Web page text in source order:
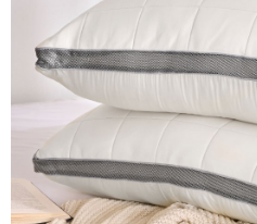
2.透過簡訊連結打開帳單後，可選擇「
帳／街口支付／iPASS MONEY」等通路
【注意事項】
1.本服務係由「台灣大哥大股份有限公
用戶於交易時，得透過本服務購買商品
買賣價金債權讓與本公司後，依約使用
2.基於同意付款使用「大哥付你分期」
資料（包含姓名、電話或地址）提供予
由本公司與您本人進行分期帳單所需資
3.完整用戶服務條款，請詳閱以下連結：
１．於結帳方式選擇「AFTEE先享後付
結帳頁面，進行簡訊認證並確認金額後
２．訂單成立數日內，您將收到繳費通
３．收到繳費通知簡訊後14天內，點擊
ATM／網路銀行／等多元方式進行付款
※ 請注意：結帳手續完成當下不需立刻
購買商品的店家。未經商家同意取消之
後付繳納相關費用。
※ 交易是否成功請以「AFTEE先享後
是否繳費成功／繳費後需取消欲退款等
客戶支援中心」https://
全家取貨付款
每筆NT$60，滿NT$999(含以上)免
付款後全家取貨
每筆NT$60，滿NT$999(含以上)免
7-11取貨付款
每筆NT$60，滿NT$999(含以上)免